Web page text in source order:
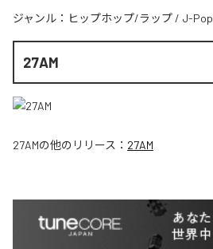
ジャンル： ヒップホップ/ラップ / J-Pop
27AM
27AMの他のリリース： 27AM